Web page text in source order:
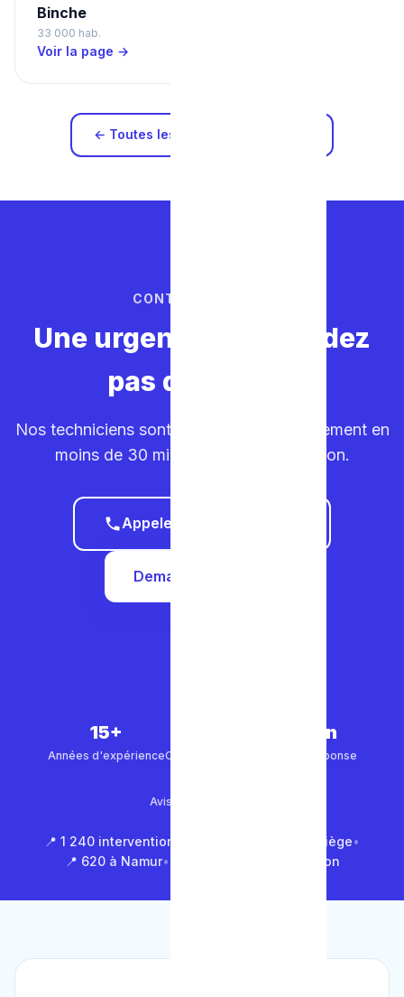
Binche
33 000 hab.
Voir la page →
← Toutes les zones d'intervention
CONTACTEZ-NOUS
Une urgence ? Ne perdez
pas de temps.
Nos techniciens sont sur la route. Déplacement en
moins de 30 minutes dans votre région.
Appeler le 0465 68 51 58
Demander un devis
15+
Années d'expérienceClients satisfaits
30 min
Temps de réponse
Avis Google (500+)
📍 1 240 interventions à Bruxelles 📍 850 à Liège•
📍 620 à Namur• 📍 1 430 en Brabant Wallon